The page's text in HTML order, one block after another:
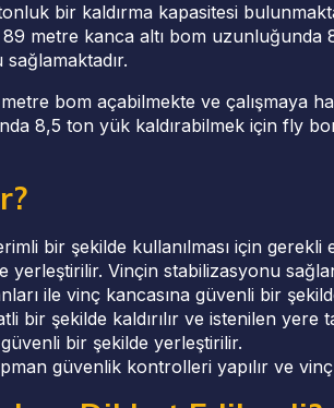
bir kaldırma kapasitesi
metre kanca altı bom
bom açabilmekte ve çalışmaya
8,5 ton yük kaldırabilmek için fly
bir şekilde kullanılması için gerekli
yerleştirilir. Vinçin stabilizasyonu
ile vinç kancasına güvenli bir
şekilde kaldırılır ve istenilen yere
bir şekilde yerleştirilir.
güvenlik kontrolleri yapılır ve